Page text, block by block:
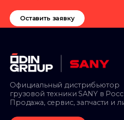
Оставить заявку
Официальный дистрибьютор
грузовой техники SANY в
Продажа, сервис, запчасти и